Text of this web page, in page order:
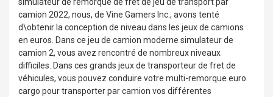
camion 2022, nous, de Vine Gamers Inc., avons tenté
d\obtenir la conception de niveau dans les jeux de camions
en euros. Dans ce jeu de camion moderne simulateur de
camion 2, vous avez rencontré de nombreux niveaux
difficiles. Dans ces grands jeux de transporteur de fret de
véhicules, vous pouvez conduire votre multi-remorque euro
cargo pour transporter par camion vos différentes